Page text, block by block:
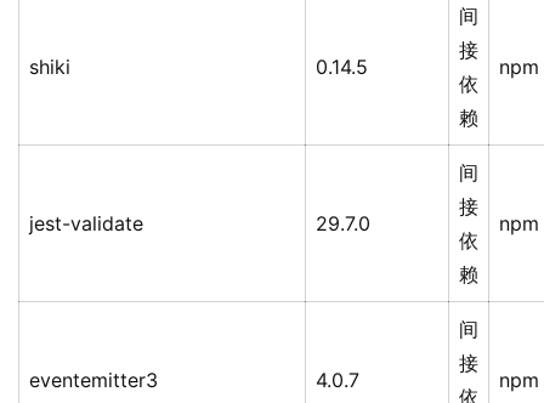
shiki 0.14.5
间
接
依
赖
npm
jest-validate 29.7.0
间
接
依
赖
npm
eventemitter3 4.0.7
间
接
依
npm